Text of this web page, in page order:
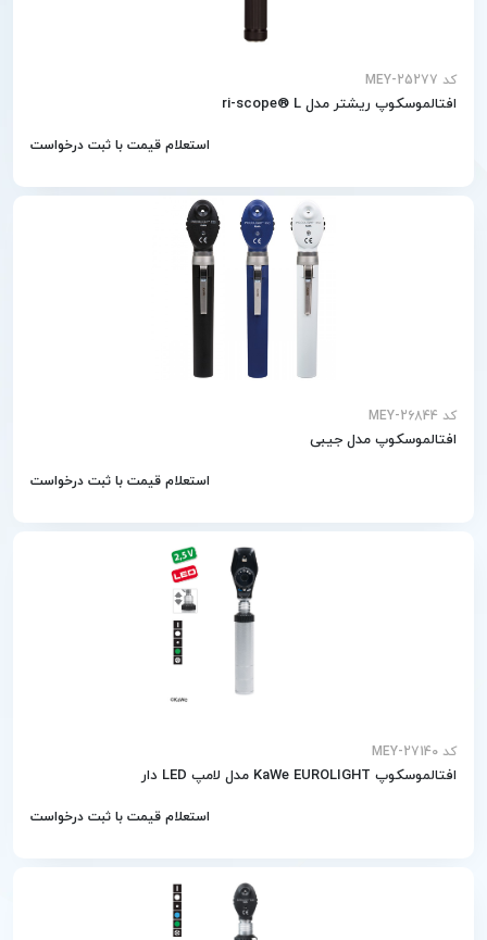
کد MEY-25277
افتالموسکوپ ریشتر مدل ri-scope® L
استعلام قیمت با ثبت درخواست
کد MEY-26844
افتالموسکوپ مدل جیبی
استعلام قیمت با ثبت درخواست
کد MEY-27140
افتالموسکوپ KaWe EUROLIGHT مدل لامپ LED دار
استعلام قیمت با ثبت درخواست